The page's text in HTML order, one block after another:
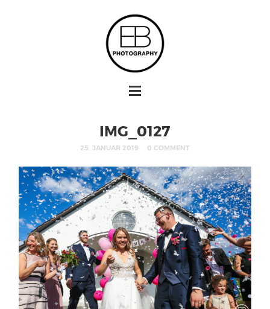
IMG_0127
25. JANUAR 2019 0 COMMENT